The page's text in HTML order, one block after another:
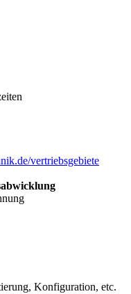
vertriebsgebiete
Konfiguration, etc.